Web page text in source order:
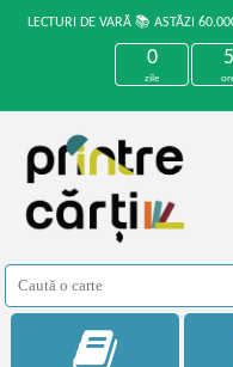
LECTURI DE VARĂ 📚 ASTĂZI
0
zile
5